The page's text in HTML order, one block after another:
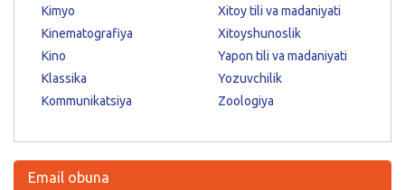
Kimyo
Kinematografiya
Kino
Klassika
Kommunikatsiya
Xitoy tili va madaniyati
Xitoyshunoslik
Yapon tili va madaniyati
Yozuvchilik
Zoologiya
Email obuna